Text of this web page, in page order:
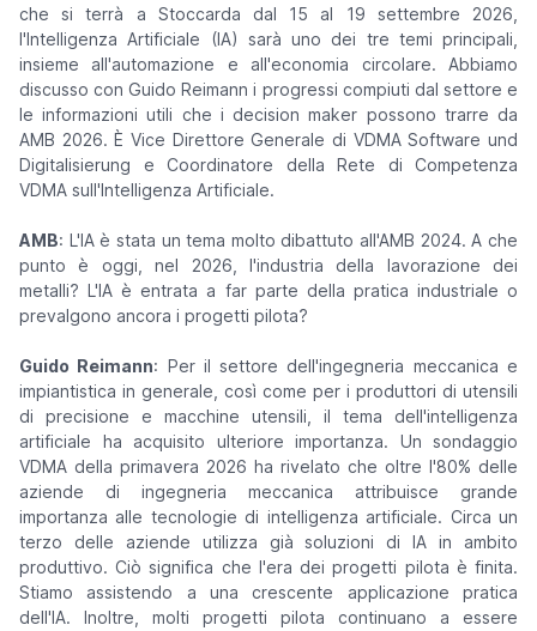
che si terrà a Stoccarda dal 15 al 19 settembre 2026,
l'Intelligenza Artificiale (IA) sarà uno dei tre temi principali,
insieme all'automazione e all'economia circolare. Abbiamo
discusso con Guido Reimann i progressi compiuti dal settore e
le informazioni utili che i decision maker possono trarre da
AMB 2026. È Vice Direttore Generale di VDMA Software und
Digitalisierung e Coordinatore della Rete di Competenza
VDMA sull'Intelligenza Artificiale.
AMB: L'IA è stata un tema molto dibattuto all'AMB 2024. A che
punto è oggi, nel 2026, l'industria della lavorazione dei
metalli? L'IA è entrata a far parte della pratica industriale o
prevalgono ancora i progetti pilota?
Guido Reimann: Per il settore dell'ingegneria meccanica e
impiantistica in generale, così come per i produttori di utensili
di precisione e macchine utensili, il tema dell'intelligenza
artificiale ha acquisito ulteriore importanza. Un sondaggio
VDMA della primavera 2026 ha rivelato che oltre l'80% delle
aziende di ingegneria meccanica attribuisce grande
importanza alle tecnologie di intelligenza artificiale. Circa un
terzo delle aziende utilizza già soluzioni di IA in ambito
produttivo. Ciò significa che l'era dei progetti pilota è finita.
Stiamo assistendo a una crescente applicazione pratica
dell'IA. Inoltre, molti progetti pilota continuano a essere